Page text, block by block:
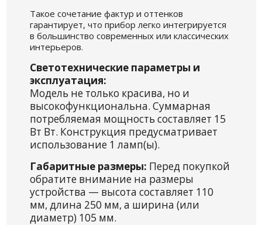
Такое сочетание фактур и оттенков
гарантирует, что прибор легко интегрируется
в большинство современных или классических
интерьеров.
Светотехнические параметры и
эксплуатация:
Модель не только красива, но и
высокофункциональна. Суммарная
потребляемая мощность составляет 15
Вт Вт. Конструкция предусматривает
использование 1 ламп(ы).
Габаритные размеры: Перед покупкой
обратите внимание на размеры
устройства — высота составляет 110
мм, длина 250 мм, а ширина (или
диаметр) 105 мм.